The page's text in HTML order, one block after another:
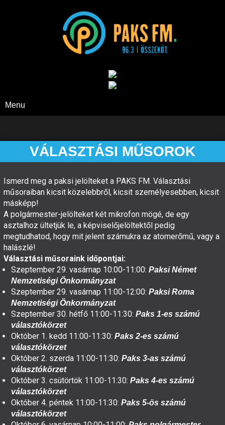
Menu
VÁLASZTÁSI MŰSOROK
Ismerd meg a paksi jelölteket a PAKS FM. Választási
műsoraiban kicsit közelebbről, kicsit személyesebben, kicsit
másképp!
A polgármester-jelölteket két mikrofon mögé, de egy
asztalhoz ültetjük le, a képviselőjelöltektől pedig
megtudhatod, hogy mit jelent számukra az atomerőmű, vagy a
halászlé!
Választási műsoraink időpontjai:
Szeptember 29. vasárnap 10:00-11:00: Paksi Német
Nemzetiségi Önkormányzat
Szeptember 29. vasárnap 11:00-12:00: Paksi Roma
Nemzetiségi Önkormányzat
Szeptember 30. hétfő 11:00-11:30: Paks 1-es számú
választókörzet
Október 1. kedd 11:00-11:30: Paks 2-es számú
választókörzet
Október 2. szerda 11:00-11:30: Paks 3-as számú
választókörzet
Október 3. csütörtök 11:00-11:30: Paks 4-es számú
választókörzet
Október 4. péntek 11:00-11:30: Paks 5-ös számú
választókörzet